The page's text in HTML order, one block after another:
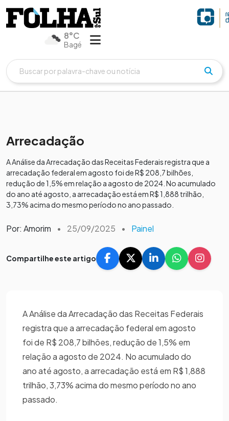
8°C
Bagé
Arrecadação
A Análise da Arrecadação das Receitas Federais registra que a
arrecadação federal em agosto foi de R$ 208,7 bilhões,
redução de 1,5% em relação a agosto de 2024. No acumulado
do ano até agosto, a arrecadação está em R$ 1,888 trilhão,
3,73% acima do mesmo período no ano passado.
Por: Amorim • 25/09/2025 • Painel
Compartilhe este artigo
A Análise da Arrecadação das Receitas Federais
registra que a arrecadação federal em agosto
foi de R$ 208,7 bilhões, redução de 1,5% em
relação a agosto de 2024. No acumulado do
ano até agosto, a arrecadação está em R$ 1,888
trilhão, 3,73% acima do mesmo período no ano
passado.